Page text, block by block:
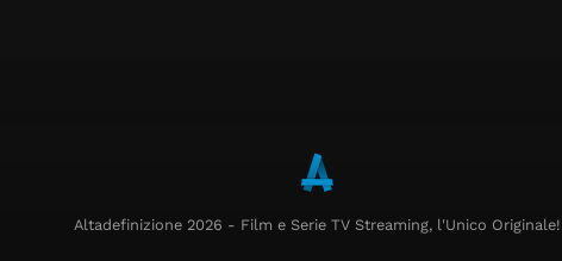
Altadefinizione 2026 - Film e Serie TV Streaming, l'Unico Originale!